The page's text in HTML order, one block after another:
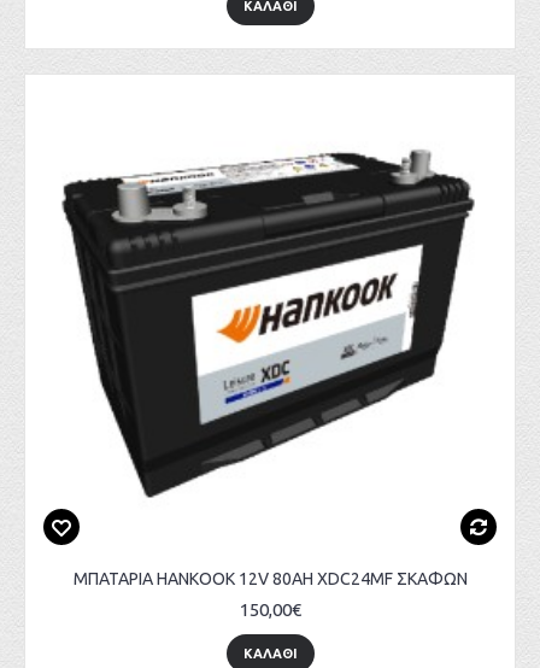
ΚΑΛΑΘΙ
ΜΠΑΤΑΡΙΑ HANKOOK 12V 80AH XDC24MF ΣΚΑΦΩΝ
150,00€
ΚΑΛΑΘΙ